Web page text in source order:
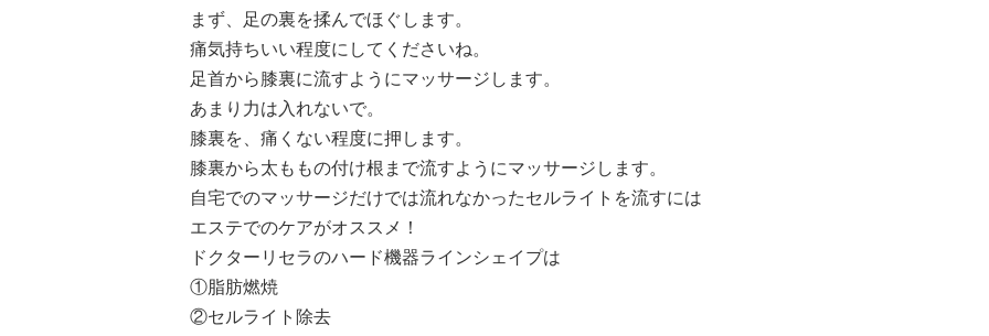
まず、足の裏を揉んでほぐします。
痛気持ちいい程度にしてくださいね。
足首から膝裏に流すようにマッサージします。
あまり力は入れないで。
膝裏を、痛くない程度に押します。
膝裏から太ももの付け根まで流すようにマッサージします。
自宅でのマッサージだけでは流れなかったセルライトを流すには
エステでのケアがオススメ！
ドクターリセラのハード機器ラインシェイプは
①脂肪燃焼
②セルライト除去